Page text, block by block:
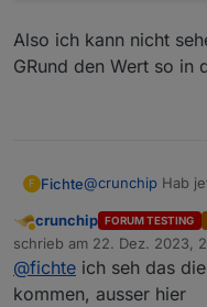
Also ich kann nicht
GRund den Wert so in
F Fichte@crunchip Hab
Das ist der LOG
und hier ist der
ich lese:
Abwesend
crunchip FORUM TESTING
schrieb am 22. Dez. 2023,
zuletzt editiert von
@fichte ich seh das
kommen, ausser hier